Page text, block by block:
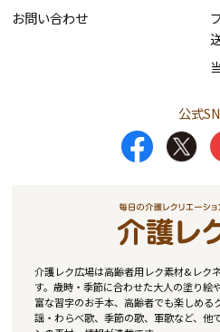
お問い合わせ
公式
介護レク広場は高齢者用レク素材&レク
す。歳時・季節に合わせた大人の塗り絵
富な習字のお手本、高齢者でも楽しめる
謡・わらべ歌、季節の歌、軍歌など、他